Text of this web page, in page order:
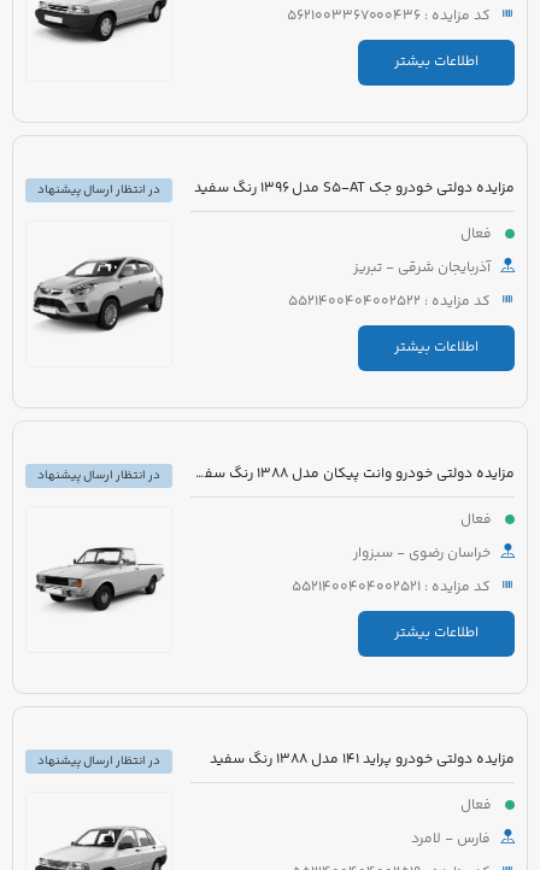
کد مزایده : 5621003367000436
اطلاعات بیشتر
مزایده دولتی خودرو جک S5-AT مدل 1396 رنگ سفید
فعال
آذربایجان شرقی - تبریز
کد مزایده : 5521400404002522
اطلاعات بیشتر
در انتظار ارسال پیشنهاد
مزایده دولتی خودرو وانت پیکان مدل 1388 رنگ سفید شیری
فعال
خراسان رضوی - سبزوار
کد مزایده : 5521400404002521
اطلاعات بیشتر
در انتظار ارسال پیشنهاد
مزایده دولتی خودرو پراید 141 مدل 1388 رنگ سفید
فعال
فارس - لامرد
در انتظار ارسال پیشنهاد